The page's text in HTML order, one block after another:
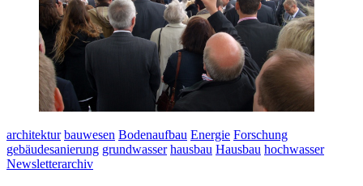
architektur bauwesen Bodenaufbau Energie Forschung
gebäudesanierung grundwasser hausbau Hausbau hochwasser
Newsletterarchiv